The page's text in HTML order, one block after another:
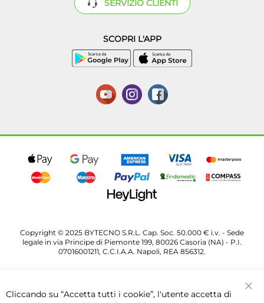
SERVIZIO CLIENTI
SCOPRI L'APP
Copyright © 2025 BYTECNO S.R.L. Cap. Soc. 50.000 € i.v. - Sede
legale in via Principe di Piemonte 199, 80026 Casoria (NA) - P.I.
07016001211, C.C.I.A.A. Napoli, REA 856312.
Cliccando su “Accetta tutti i cookie”, l'utente accetta di